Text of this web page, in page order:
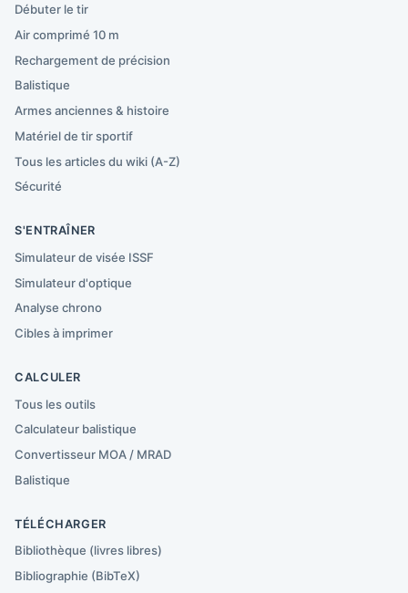
Débuter le tir
Air comprimé 10 m
Rechargement de précision
Balistique
Armes anciennes & histoire
Matériel de tir sportif
Tous les articles du wiki (A-Z)
Sécurité
S'ENTRAÎNER
Simulateur de visée ISSF
Simulateur d'optique
Analyse chrono
Cibles à imprimer
CALCULER
Tous les outils
Calculateur balistique
Convertisseur MOA / MRAD
Balistique
TÉLÉCHARGER
Bibliothèque (livres libres)
Bibliographie (BibTeX)